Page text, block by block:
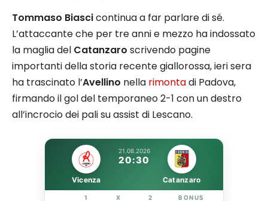
Tommaso Biascicontinua a far parlare di sé.
L’attaccante che per tre anni e mezzo ha indossato
la maglia del Catanzaro scrivendo pagine
importanti della storia recente giallorossa, ieri sera
ha trascinato l’Avellino nella rimontadi Padova,
firmando il gol del temporaneo 2-1 con un destro
all’incrocio dei pali su assist di Lescano.
21.08.2026
20:30
Vicenza Catanzaro
1 X 2 BONUS